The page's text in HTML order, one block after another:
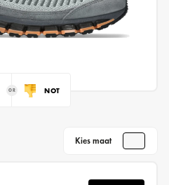
NOT
Kies maat